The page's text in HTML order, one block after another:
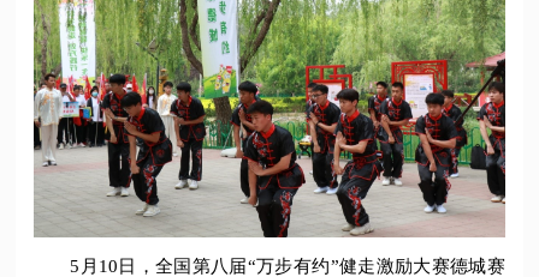
5月10日，全国第八届“万步有约”健走激励大赛德城赛